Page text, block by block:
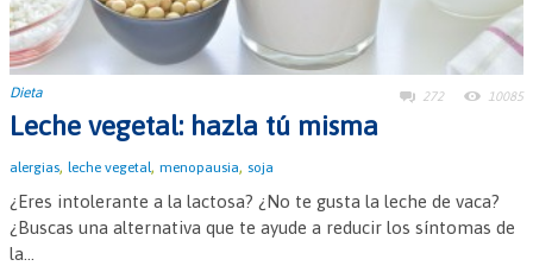
Dieta 272 10085
Leche vegetal: hazla tú misma
alergias, leche vegetal, menopausia, soja
¿Eres intolerante a la lactosa? ¿No te gusta la leche de vaca?
¿Buscas una alternativa que te ayude a reducir los síntomas de
la...